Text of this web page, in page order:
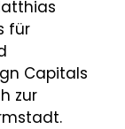
für
Capitals
zur